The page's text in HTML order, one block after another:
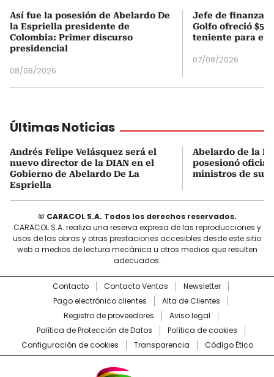
Así fue la posesión de Abelardo De
la Espriella presidente de
Colombia: Primer discurso
presidencial
08/08/2026
Jefe de finanzas
Golfo ofreció
teniente para
07/08/2026
Últimas Noticias
Andrés Felipe Velásquez será el
nuevo director de la DIAN en el
Gobierno de Abelardo De La
Espriella
Abelardo de la
posesionó
ministros de su
© CARACOL S.A. Todos los derechos reservados.
CARACOL S.A. realiza una reserva expresa de las reproducciones y
usos de las obras y otras prestaciones accesibles desde este sitio
web a medios de lectura mecánica u otros medios que resulten
adecuados.
Contacto Contacto Ventas
Newsletter
Pago electrónico clientes
Alta de Clientes
Registro de proveedores
Aviso legal
Política de Protección de Datos
Política de cookies
Configuración de cookies
Transparencia Código Ético